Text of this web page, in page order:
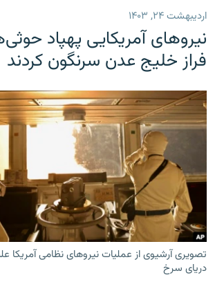
اردیبهشت ۲۴, ۱۴۰۳
نیروهای آمریکایی پهپاد
فراز خلیج عدن سرنگون کردند
تصویری آرشیوی از عملیات نیروهای نظامی آمریکا
دریای سرخ